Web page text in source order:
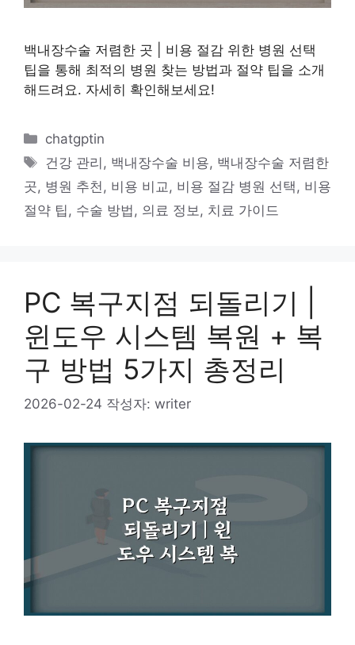
백내장수술 저렴한 곳 | 비용 절감 위한 병원 선택
팁을 통해 최적의 병원 찾는 방법과 절약 팁을 소개
해드려요. 자세히 확인해보세요!
카
테
리
chatgptin
태
그
건강 관리 , 백내장수술 비용, 백내장수술 저렴한
곳, 병원 추천 , 비용 비교 , 비용 절감 병원 선택 , 비용
절약 팁 , 수술 방법 , 의료 정보 , 치료 가이드
PC 복구지점 되돌리기 |
윈도우 시스템 복원 + 복
구 방법 5가지 총정리
2026-02-24 작성자: writer